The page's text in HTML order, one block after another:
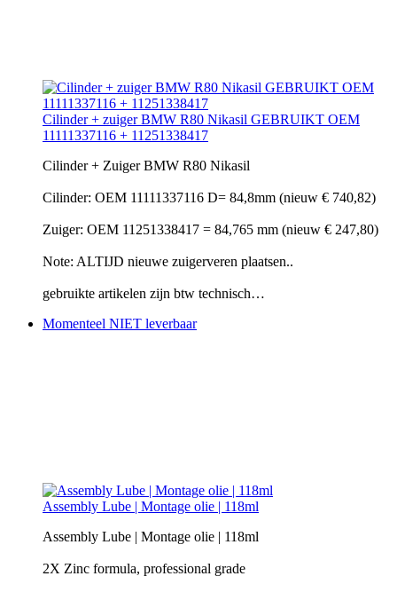
Cilinder + zuiger BMW R80 Nikasil GEBRUIKT OEM
11111337116 + 11251338417
Cilinder + Zuiger BMW R80 Nikasil
Cilinder: OEM 11111337116 D= 84,8mm (nieuw € 740,82)
Zuiger: OEM 11251338417 = 84,765 mm (nieuw € 247,80)
Note: ALTIJD nieuwe zuigerveren plaatsen..
gebruikte artikelen zijn btw technisch…
Momenteel NIET leverbaar
Assembly Lube | Montage olie | 118ml
Assembly Lube | Montage olie | 118ml
2X Zinc formula, professional grade